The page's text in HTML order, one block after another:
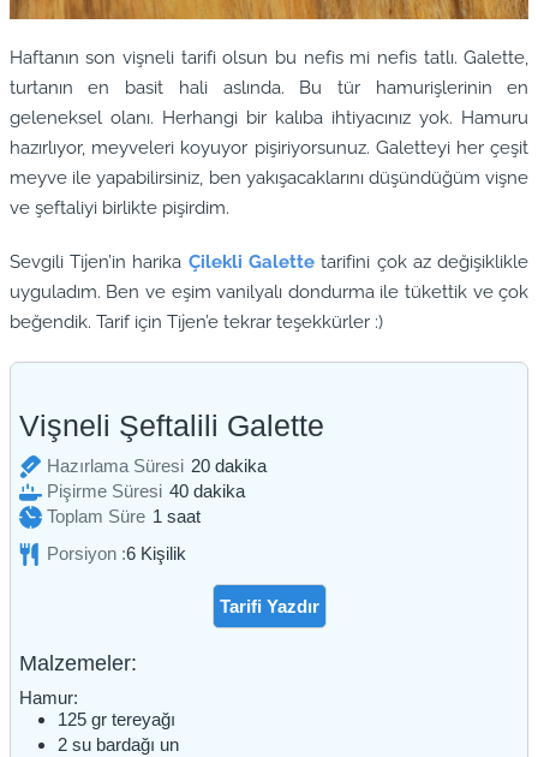
Haftanın son vişneli tarifi olsun bu nefis mi nefis tatlı. Galette,
turtanın en basit hali aslında. Bu tür hamurişlerinin en
geleneksel olanı. Herhangi bir kalıba ihtiyacınız yok. Hamuru
hazırlıyor, meyveleri koyuyor pişiriyorsunuz. Galetteyi her çeşit
meyve ile yapabilirsiniz, ben yakışacaklarını düşündüğüm vişne
ve şeftaliyi birlikte pişirdim.
Sevgili Tijen’in harika Çilekli Galette tarifini çok az değişiklikle
uyguladım. Ben ve eşim vanilyalı dondurma ile tükettik ve çok
beğendik. Tarif için Tijen’e tekrar teşekkürler :)
Vişneli Şeftalili Galette
Hazırlama Süresi 20dakika
dakika
Pişirme Süresi 40dakika
dakika
Toplam Süre 1 saat
saat
Porsiyon :6 Kişilik
Tarifi Yazdır
Malzemeler:
Hamur:
125 gr tereyağı
2 su bardağı un